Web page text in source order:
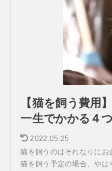
【猫を飼う費用
一生でかかる４
2022.05.25
猫を飼うのはそれなりにお
猫を飼う予定の場合、やは